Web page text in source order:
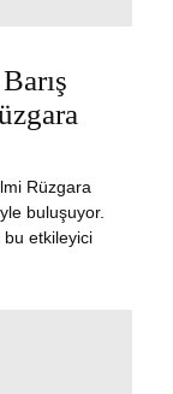
Rüzgara
buluşuyor.
bu etkileyici